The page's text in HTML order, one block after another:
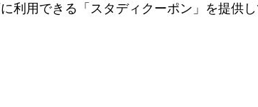
利用できる「スタディクーポン」を提供